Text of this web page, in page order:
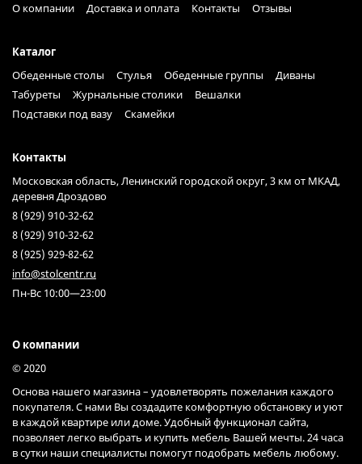
О компании
Доставка и оплата Контакты Отзывы
Каталог
Обеденные столы
Стулья Обеденные группы
Диваны
Табуреты
Журнальные столики
Вешалки
Подставки под вазу
Скамейки
Контакты
Московская область, Ленинский городской округ, 3 км от МКАД,
деревня Дроздово
8 (929) 910-32-62
8 (929) 910-32-62
8 (925) 929-82-62
info@stolcentr.ru
Пн-Вс 10:00—23:00
О компании
© 2020
Основа нашего магазина – удовлетворять пожелания каждого
покупателя. С нами Вы создадите комфортную обстановку и уют
в каждой квартире или доме. Удобный функционал сайта,
позволяет легко выбрать и купить мебель Вашей мечты. 24 часа
в сутки наши специалисты помогут подобрать мебель любому.